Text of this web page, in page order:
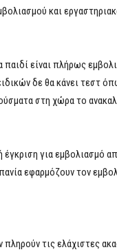
και
παιδί είναι πλήρως
δε θα κάνει τεστ
στη χώρα το
για εμβολιασμό
εφαρμόζουν τον
τις ελάχιστες